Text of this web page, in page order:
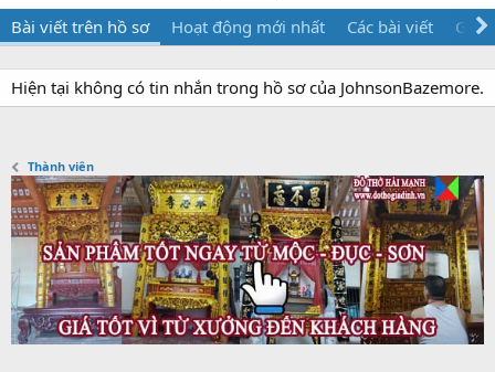
Bài viết trên hồ sơ Hoạt động mới nhất Các bài viết Giới
Hiện tại không có tin nhắn trong hồ sơ của JohnsonBazemore.
Thành viên